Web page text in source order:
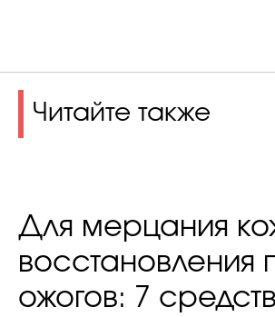
Читайте также
Для мерцания
восстановления
ожогов: 7